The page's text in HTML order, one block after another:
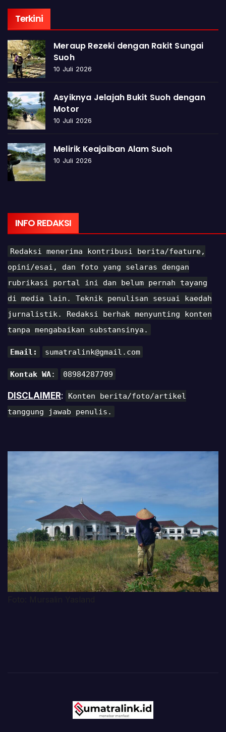
Terkini
Meraup Rezeki dengan Rakit Sungai
Suoh
10 Juli 2026
Asyiknya Jelajah Bukit Suoh dengan
Motor
10 Juli 2026
Melirik Keajaiban Alam Suoh
10 Juli 2026
INFO REDAKSI
Redaksi menerima kontribusi berita/feature,
opini/esai, dan foto yang selaras dengan
rubrikasi portal ini dan belum pernah tayang
di media lain. Teknik penulisan sesuai kaedah
jurnalistik. Redaksi berhak menyunting konten
tanpa mengabaikan substansinya.
Email: sumatralink@gmail.com
Kontak WA: 08984287709
DISCLAIMER:
Konten berita/foto/artikel
tanggung jawab penulis.